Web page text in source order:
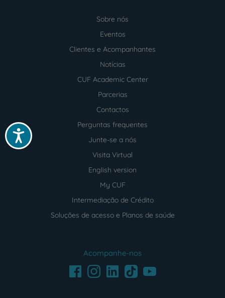
Acessibilidade
Sobre nós
Eventos
Clientes e Acompanhantes
Notícias
CUF Academic Center
Parcerias
Contactos
Perguntas frequentes
Junte-se a nós
Visita Virtual
English version
My CUF
Intermediação de Crédito
Soluções de acesso e Planos de saúde
Acompanhe-nos
FacebookInstagramLinkedInTikTokYoutube